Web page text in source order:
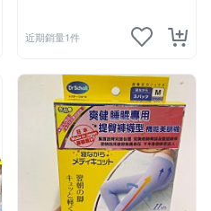
近期銷量1件